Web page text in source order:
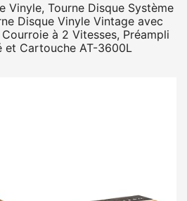
Vinyle, Tourne Disque Système
Disque Vinyle Vintage avec
à 2 Vitesses, Préampli
et Cartouche AT-3600L